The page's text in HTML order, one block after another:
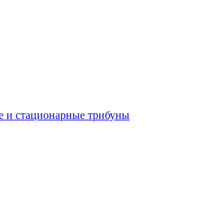
и стационарные трибуны